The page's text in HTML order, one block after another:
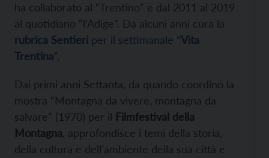
ha collaborato al “Trentino” e dal 2011 al 2019
al quotidiano “l’Adige”. Da alcuni anni cura la
rubrica Sentieri per il settimanale “Vita
Trentina”.
Dai primi anni Settanta, da quando coordinò la
mostra “Montagna da vivere, montagna da
salvare” (1970) per il Filmfestival della
Montagna , approfondisce i temi della storia,
della cultura e dell’ambiente della sua città e